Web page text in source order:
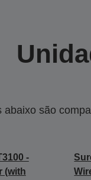
abaixo são
-
(with